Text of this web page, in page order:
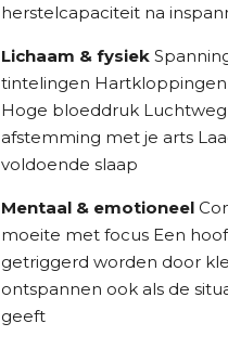
herstelcapaciteit na
Lichaam & fysiek
tintelingen
Hoge bloeddruk
afstemming met je arts
voldoende slaap
Mentaal & emotioneel
moeite met focus Een
getriggerd worden door
ontspannen ook als de
geeft